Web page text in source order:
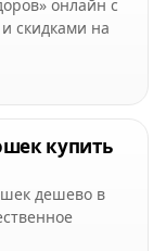
онлайн с
скидками на
купить
дешево в